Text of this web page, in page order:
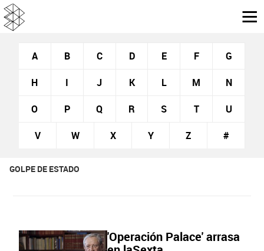
A B C D E F G
H I J K L M N
O P Q R S T U
V W X Y Z #
GOLPE DE ESTADO
'Operación Palace' arrasa